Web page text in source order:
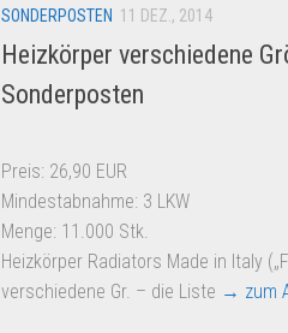
SONDERPOSTEN 11 DEZ., 2014
Heizkörper verschiedene
Sonderposten
Preis: 26,90 EUR
Mindestabnahme: 3 LKW
Menge: 11.000 Stk.
Heizkörper Radiators Made in Italy
verschiedene Gr. – die Liste → zum